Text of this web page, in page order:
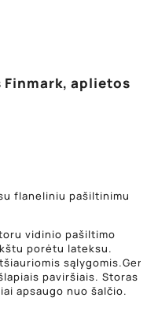
aplietos
flaneliniu pašiltinimu
vidinio pašiltimo
porėtu lateksu.
paviršiais. Storas
apsaugo nuo šalčio.